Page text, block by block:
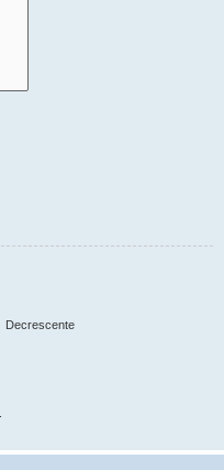
Decrescente